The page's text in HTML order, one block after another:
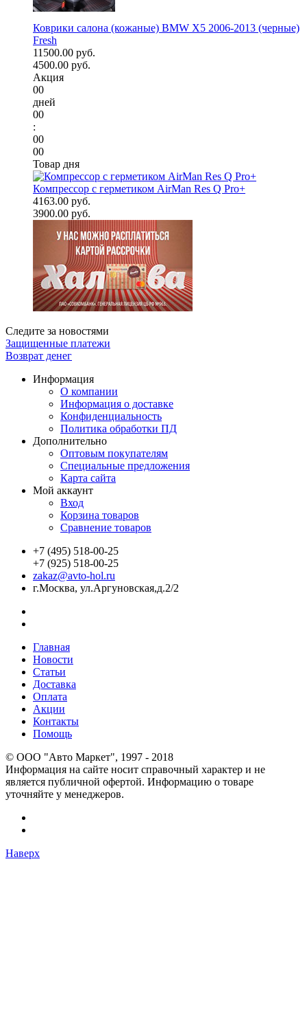
Коврики салона (кожаные) BMW X5 2006-2013 (черные)
Fresh
11500.00 руб.
4500.00 руб.
Акция
00
дней
00
:
00
00
Товар дня
Компрессор с герметиком AirMan Res Q Pro+
4163.00 руб.
3900.00 руб.
Следите за новостями
Защищенные платежи
Возврат денег
Информация
О компании
Информация о доставке
Конфиденциальность
Политика обработки ПД
Дополнительно
Оптовым покупателям
Специальные предложения
Карта сайта
Мой аккаунт
Вход
Корзина товаров
Сравнение товаров
+7 (495) 518-00-25
+7 (925) 518-00-25
zakaz@avto-hol.ru
г.Москва, ул.Аргуновская,д.2/2
Главная
Новости
Статьи
Доставка
Оплата
Акции
Контакты
Помощь
© OOO "Авто Маркет", 1997 - 2018
Информация на сайте носит справочный характер и не
является публичной офертой. Информацию о товаре
уточняйте у менеджеров.
Наверх